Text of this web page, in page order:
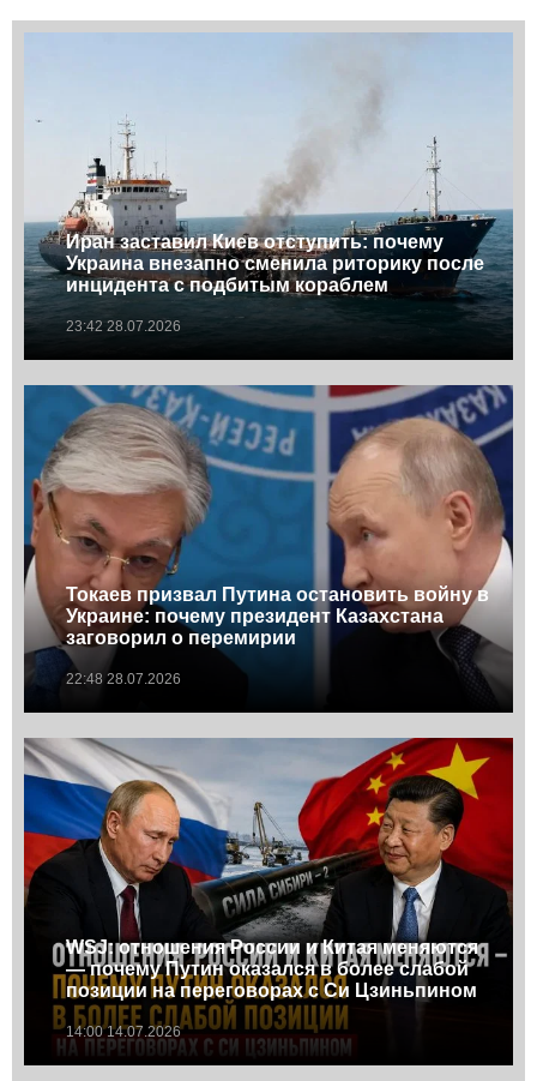
Иран заставил Киев отступить: почему
Украина внезапно сменила риторику после
инцидента с подбитым кораблем
23:42 28.07.2026
Токаев призвал Путина остановить войну в
Украине: почему президент Казахстана
заговорил о перемирии
22:48 28.07.2026
WSJ: отношения России и Китая меняются
— почему Путин оказался в более слабой
позиции на переговорах с Си Цзиньпином
14:00 14.07.2026